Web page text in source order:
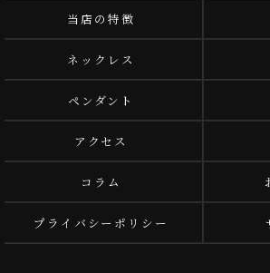
当店の特徴
ネックレス
ペンダント
アクセス
コラム
プライバシーポリシー